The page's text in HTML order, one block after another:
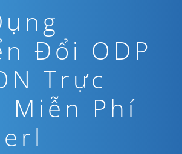
Đổi ODP
Trực
Miễn Phí